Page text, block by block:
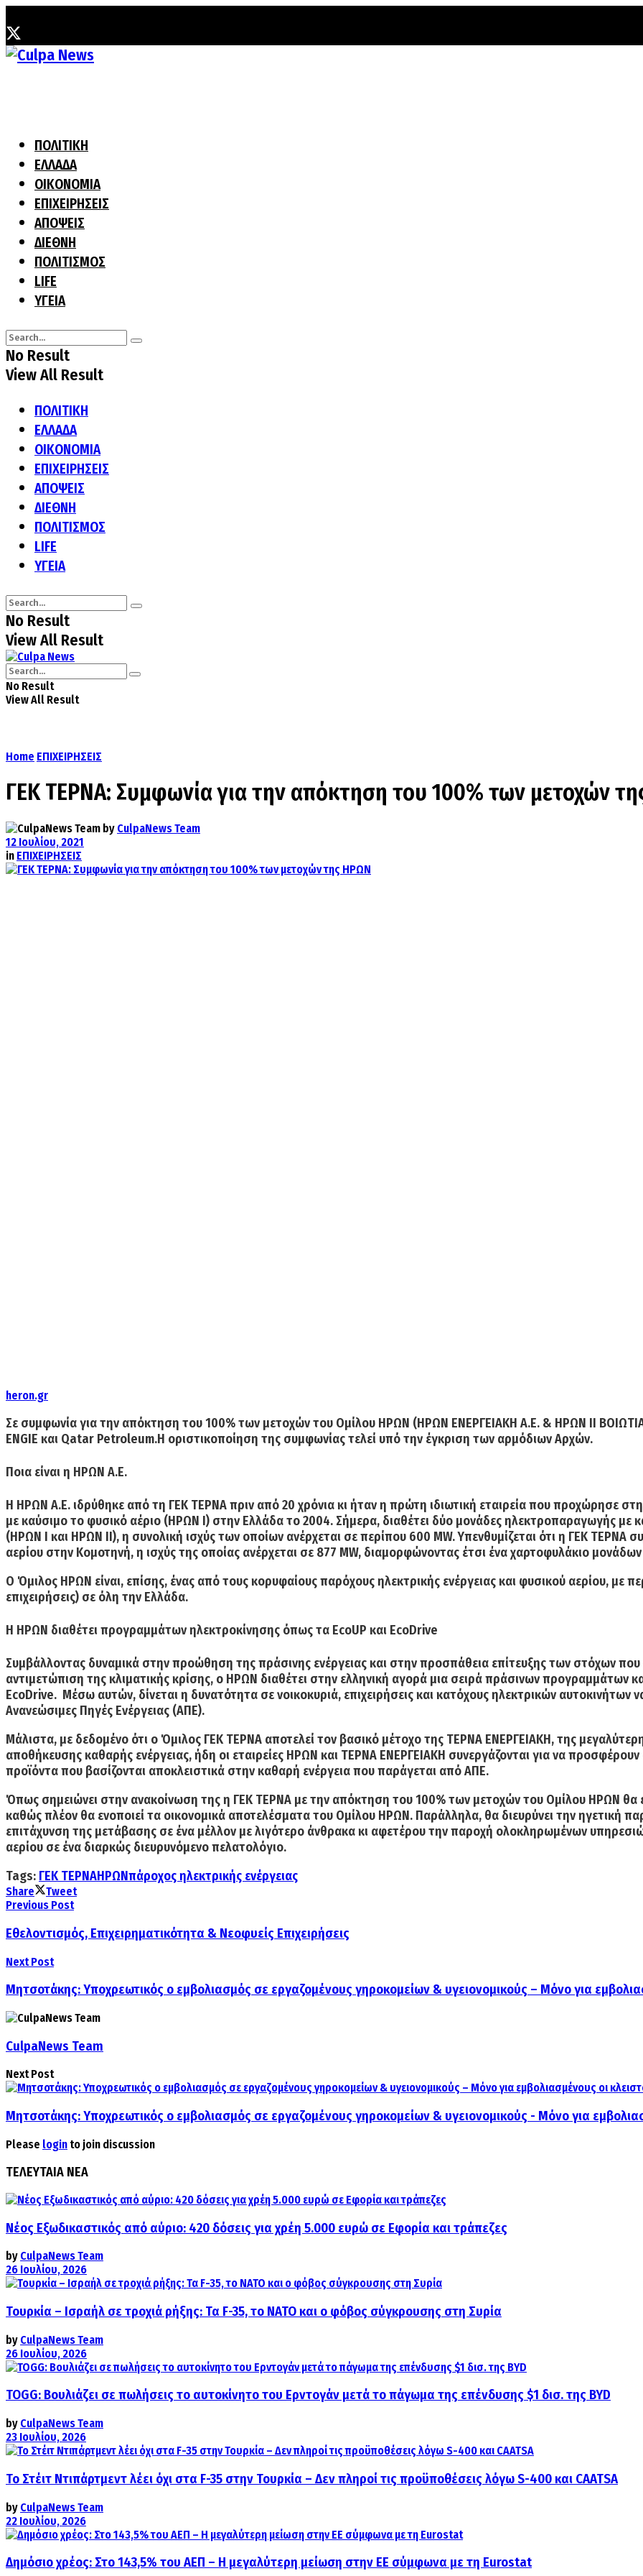
ΠΟΛΙΤΙΚΗ
ΕΛΛΑΔΑ
ΟΙΚΟΝΟΜΙΑ
ΕΠΙΧΕΙΡΗΣΕΙΣ
ΑΠΟΨΕΙΣ
ΔΙΕΘΝΗ
ΠΟΛΙΤΙΣΜΟΣ
LIFE
ΥΓΕΙΑ
No Result
View All Result
ΠΟΛΙΤΙΚΗ
ΕΛΛΑΔΑ
ΟΙΚΟΝΟΜΙΑ
ΕΠΙΧΕΙΡΗΣΕΙΣ
ΑΠΟΨΕΙΣ
ΔΙΕΘΝΗ
ΠΟΛΙΤΙΣΜΟΣ
LIFE
ΥΓΕΙΑ
No Result
View All Result
No Result
View All Result
Home ΕΠΙΧΕΙΡΗΣΕΙΣ
ΓΕΚ ΤΕΡΝΑ: Συμφωνία για την απόκτηση του 100% των μετοχών
by CulpaNews Team
12 Ιουλίου, 2021
in ΕΠΙΧΕΙΡΗΣΕΙΣ
heron.gr
Σε συμφωνία για την απόκτηση του100% των μετοχών του Ομίλου ΗΡΩΝ (ΗΡΩΝ ΕΝΕΡΓΕΙΑΚΗ Α.Ε. & ΗΡΩΝ ΙΙ
ENGIE και Qatar Petroleum.H οριστικοποίηση της συμφωνίας τελεί υπό την έγκριση των αρμόδιων Αρχών.
Ποια είναι η ΗΡΩΝ Α.Ε.
Η ΗΡΩΝ Α.Ε. ιδρύθηκε από τη ΓΕΚ ΤΕΡΝΑ πριν από 20 χρόνια κι ήταν η πρώτη ιδιωτική εταιρεία που προχώρησε
με καύσιμο το φυσικό αέριο (ΗΡΩΝ Ι) στην Ελλάδα το 2004. Σήμερα, διαθέτει δύο μονάδες ηλεκτροπαραγωγής με
(ΗΡΩΝ Ι και ΗΡΩΝ ΙΙ), η συνολική ισχύς των οποίων ανέρχεται σε περίπου 600 MW.Υπενθυμίζεται ότι η ΓΕΚ ΤΕΡΝΑ
αερίου στην Κομοτηνή, η ισχύς της οποίας ανέρχεται σε 877 ΜW, διαμορφώνοντας έτσι ένα χαρτοφυλάκιο
O Όμιλος ΗΡΩΝ είναι, επίσης, ένας από τουςκορυφαίους παρόχους ηλεκτρικής ενέργειας και φυσικού αερίου, με
επιχειρήσεις) σε όλη την Ελλάδα.
Η ΗΡΩΝ διαθέτει προγραμμάτων ηλεκτροκίνησης όπως τα EcoUP και EcoDrive
Συμβάλλοντας δυναμικά στην προώθηση της πράσινης ενέργειας και στην προσπάθεια επίτευξης των στόχων που
αντιμετώπιση της κλιματικής κρίσης, ο ΗΡΩΝ διαθέτει στην ελληνική αγορά μια σειρά πράσινων προγραμμάτων
EcoDrive. Mέσω αυτών, δίνεται η δυνατότητα σε νοικοκυριά, επιχειρήσεις και κατόχους ηλεκτρικών
Ανανεώσιμες Πηγές Ενέργειας (ΑΠΕ).
Μάλιστα, με δεδομένο ότι ο Όμιλος ΓΕΚ ΤΕΡΝΑ αποτελεί τον βασικό μέτοχο της ΤΕΡΝΑ ΕΝΕΡΓΕΙΑΚΗ, της
αποθήκευσης καθαρής ενέργειας, ήδη οι εταιρείες ΗΡΩΝ και ΤΕΡΝΑ ΕΝΕΡΓΕΙΑΚΗ συνεργάζονται για να
προϊόντα που βασίζονται αποκλειστικά στην καθαρή ενέργεια που παράγεται από ΑΠΕ.
Όπως σημειώνει στην ανακοίνωση της η ΓΕΚ ΤΕΡΝΑ με την απόκτηση του 100% των μετοχών του Ομίλου ΗΡΩΝ θα
καθώς πλέον θα ενοποιεί τα οικονομικά αποτελέσματα του Ομίλου ΗΡΩΝ. Παράλληλα, θα διευρύνει τηνηγετική
επιτάχυνση της μετάβασης σε ένα μέλλον με λιγότερο άνθρακα κι αφετέρου την παροχή ολοκληρωμένων
αερίου σε ένα διαρκώς διευρυνόμενο πελατολόγιο.
Tags: ΓΕΚ ΤΕΡΝΑΗΡΩΝπάροχος ηλεκτρικής ενέργειας
Share
Tweet
Previous Post
Εθελοντισμός, Επιχειρηματικότητα & Νεοφυείς Επιχειρήσεις
Next Post
Μητσοτάκης: Υποχρεωτικός ο εμβολιασμός σε εργαζομένους γηροκομείων & υγειονομικούς – Μόνο για
CulpaNews Team
Next Post
Μητσοτάκης: Υποχρεωτικός ο εμβολιασμός σε εργαζομένους γηροκομείων & υγειονομικούς - Μόνο για
Please login to join discussion
ΤΕΛΕΥΤΑΙΑ ΝΕΑ
Νέος Εξωδικαστικός από αύριο: 420 δόσεις για χρέη 5.000 ευρώ σε Εφορία και τράπεζες
by CulpaNews Team
26 Ιουλίου, 2026
Τουρκία – Ισραήλ σε τροχιά ρήξης: Τα F-35, το ΝΑΤΟ και ο φόβος σύγκρουσης στη Συρία
by CulpaNews Team
26 Ιουλίου, 2026
TOGG: Βουλιάζει σε πωλήσεις το αυτοκίνητο του Ερντογάν μετά το πάγωμα της επένδυσης $1 δισ. της BYD
by CulpaNews Team
23 Ιουλίου, 2026
Το Στέιτ Ντιπάρτμεντ λέει όχι στα F-35 στην Τουρκία – Δεν πληροί τις προϋποθέσεις λόγω S-400 και CAATSA
by CulpaNews Team
22 Ιουλίου, 2026
Δημόσιο χρέος: Στο 143,5% του ΑΕΠ – Η μεγαλύτερη μείωση στην ΕΕ σύμφωνα με τη Eurostat